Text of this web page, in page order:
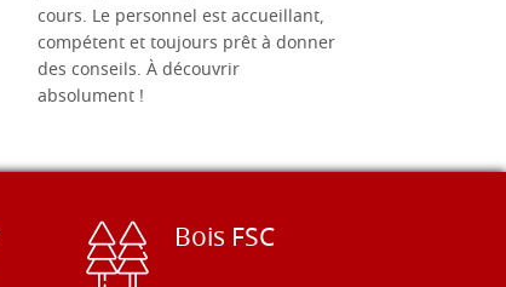
cours. Le personnel est accueillant,
compétent et toujours prêt à donner
des conseils. À découvrir
absolument !
Bois FSC